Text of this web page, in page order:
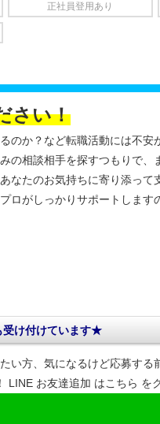
正社員登用あり
さい！
のか？など転職活動には不安
の相談相手を探すつもりで、
なたのお気持ちに寄り添って
ロがしっかりサポートします
受け付けています★
い方、気になるけど応募す
LINE お友達追加 はこちら を